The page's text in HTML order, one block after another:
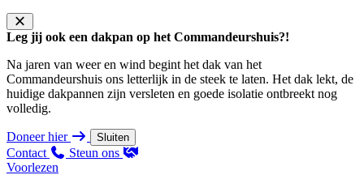
Leg jij ook een dakpan op het Commandeurshuis?!
Na jaren van weer en wind begint het dak van het
Commandeurshuis ons letterlijk in de steek te laten. Het dak lekt, de
huidige dakpannen zijn versleten en goede isolatie ontbreekt nog
volledig.
Doneer hier Sluiten
Contact
Steun ons
Voorlezen